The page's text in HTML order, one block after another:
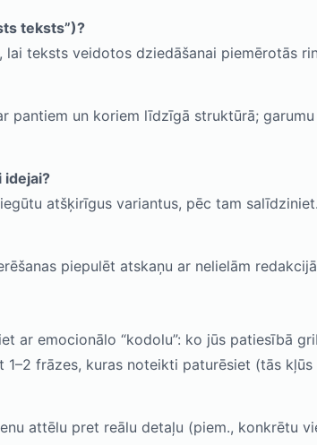
teksts”)?
teksts veidotos dziedāšanai piemērotās
pantiem un koriem līdzīgā struktūrā;
idejai?
atšķirīgus variantus, pēc tam salīdziniet.
piepulēt atskaņu ar nelielām
ar emocionālo “kodolu”: ko jūs patiesībā
frāzes, kuras noteikti paturēsiet (tās
attēlu pret reālu detaļu (piem., konkrētu